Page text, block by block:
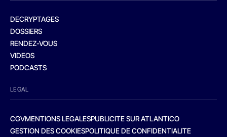
DECRYPTAGES
DOSSIERS
RENDEZ-VOUS
VIDEOS
PODCASTS
LEGAL
CGVMENTIONS LEGALESPUBLICITE SUR ATLANTICO
GESTION DES COOKIESPOLITIQUE DE CONFIDENTIALITE